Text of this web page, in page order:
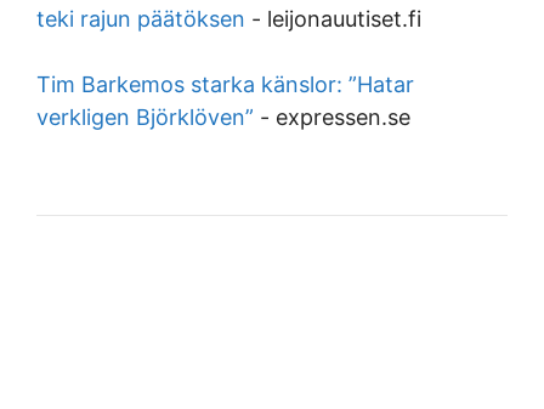
teki rajun päätöksen - leijonauutiset.fi
Tim Barkemos starka känslor: ”Hatar
verkligen Björklöven” - expressen.se